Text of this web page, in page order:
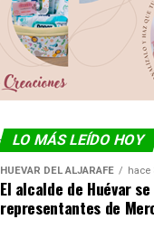
LO MÁS LEÍDO HOY
HUÉVAR DEL ALJARAFE hace
El alcalde de Huévar
representantes de